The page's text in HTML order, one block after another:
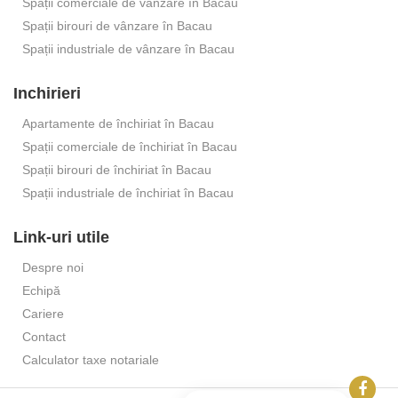
Spații birouri de vânzare în Bacau
Spații industriale de vânzare în Bacau
Inchirieri
Apartamente de închiriat în Bacau
Spații comerciale de închiriat în Bacau
Spații birouri de închiriat în Bacau
Spații industriale de închiriat în Bacau
Link-uri utile
Despre noi
Echipă
Cariere
Contact
Calculator taxe notariale